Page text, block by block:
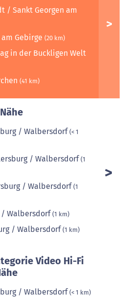
/ Sankt Georgen am
Gebirge (20 km)
in der Buckligen Welt
(41 km)
/ Walbersdorf(< 1
/ Walbersdorf(1
/ Walbersdorf(1
Walbersdorf(1 km)
/ Walbersdorf(1 km)
Video Hi-Fi
/ Walbersdorf(< 1 km)